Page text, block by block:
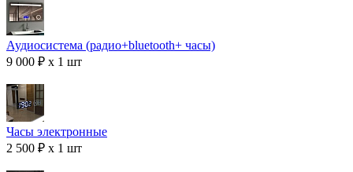
Аудиосистема (радио+bluetooth+ часы)
9 000 ₽ x 1 шт
Часы электронные
2 500 ₽ x 1 шт